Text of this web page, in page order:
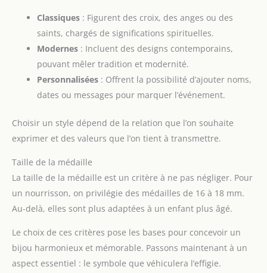
Classiques : Figurent des croix, des anges ou des
saints, chargés de significations spirituelles.
Modernes : Incluent des designs contemporains,
pouvant mêler tradition et modernité.
Personnalisées : Offrent la possibilité d’ajouter noms,
dates ou messages pour marquer l’événement.
Choisir un style dépend de la relation que l’on souhaite
exprimer et des valeurs que l’on tient à transmettre.
Taille de la médaille
La taille de la médaille est un critère à ne pas négliger. Pour
un nourrisson, on privilégie des médailles de 16 à 18 mm.
Au-delà, elles sont plus adaptées à un enfant plus âgé.
Le choix de ces critères pose les bases pour concevoir un
bijou harmonieux et mémorable. Passons maintenant à un
aspect essentiel : le symbole que véhiculera l’effigie.